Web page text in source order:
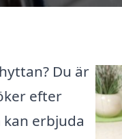
Du är
efter
erbjuda